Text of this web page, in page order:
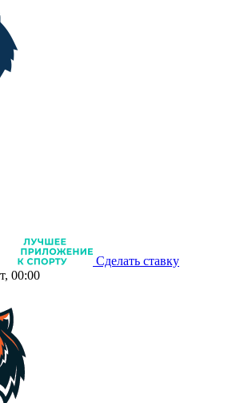
Сделать ставку
00:00